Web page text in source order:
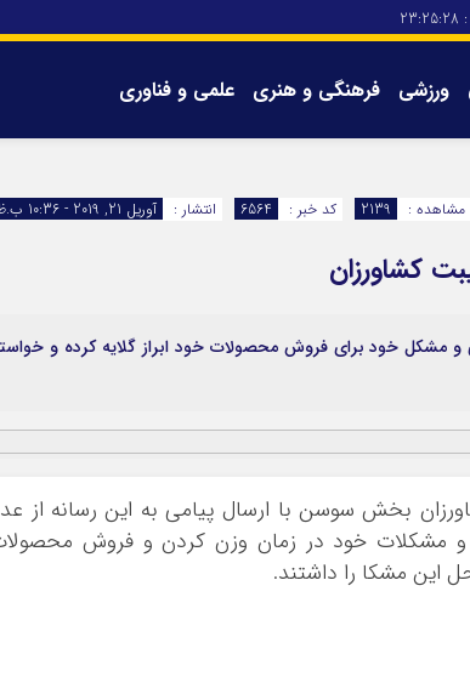
23:25:28
ورزشی فرهنگی و هنری علمی و فناوری
انتشار :
آوریل 21, 2019 - 10:36 ب.ظ کد خبر : 6564 مشاهده : 2139
کشاورزان
خود برای فروش محصولات خود ابراز گلایه کرده و
بخش سوسن با ارسال پیامی به این رسانه از
و مشکلات خود در زمان وزن کردن و فروش
این مشکا را داشتند.